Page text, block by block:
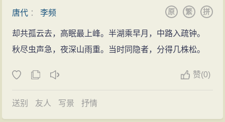
唐代 ：李频 拼
繁
原
却共孤云去，高眠最上峰。半湖乘早月，中路入疏钟。
秋尽虫声急，夜深山雨重。当时同隐者，分得几株松。
赞(0)
送别 友人 写景 抒情